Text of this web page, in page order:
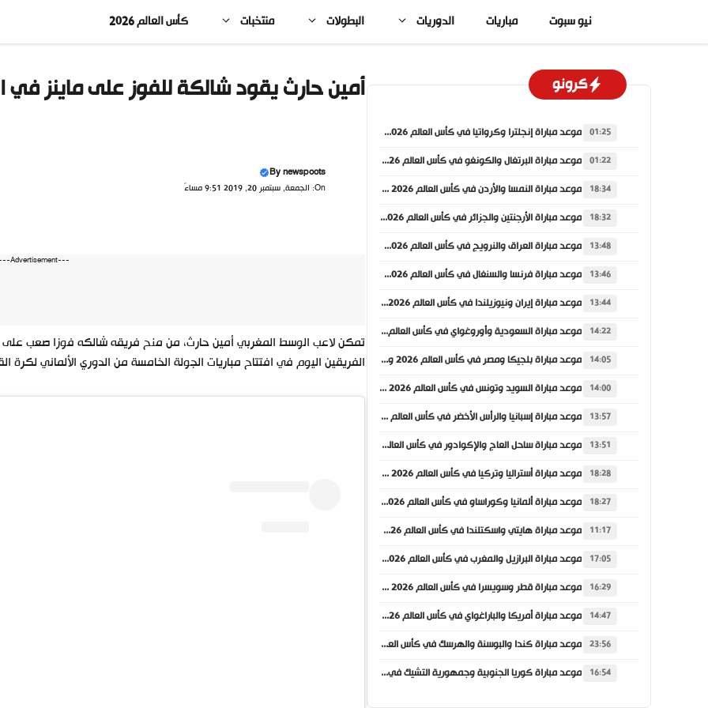
المحتوى
نيو سبوت مباريات الدوريات البطولات منتخبات كأس العالم 2026
أمين حارث يقود شالكة للفوز على ماينز في
Bynewspoots
On: الجمعة, سبتمبر 20, 2019 9:51 مساءً
---Advertisement---
الفريقين اليوم في افتتاح مباريات الجولة الخامسة من الدوري الألماني لكرة
كرونو
01:25 موعد مباراة إنجلترا وكرواتيا في كأس العالم 2026 والقنوات الناقلة
01:22 موعد مباراة البرتغال والكونغو في كأس العالم 2026 والقنوات الناقلة
18:34 موعد مباراة النمسا والأردن في كأس العالم 2026 والقنوات الناقلة
18:32 موعد مباراة الأرجنتين والجزائر في كأس العالم 2026 والقنوات الناقلة
13:48 موعد مباراة العراق والنرويج في كأس العالم 2026 والقنوات الناقلة
13:46 موعد مباراة فرنسا والسنغال في كأس العالم 2026 والقنوات الناقلة
13:44 موعد مباراة إيران ونيوزيلندا في كأس العالم 2026 والقنوات الناقلة
14:22 موعد مباراة السعودية وأوروغواي في كأس العالم 2026 والقنوات الناقلة
14:05 موعد مباراة بلجيكا ومصر في كأس العالم 2026 والقنوات الناقلة
14:00 موعد مباراة السويد وتونس في كأس العالم 2026 والقنوات الناقلة
13:57 موعد مباراة إسبانيا والرأس الأخضر في كأس العالم 2026 والقنوات الناقلة
13:51 موعد مباراة ساحل العاج والإكوادور في كأس العالم 2026 والقنوات الناقلة
18:28 موعد مباراة أستراليا وتركيا في كأس العالم 2026 والقنوات الناقلة
18:27 موعد مباراة ألمانيا وكوراساو في كأس العالم 2026 والقنوات الناقلة
11:17 موعد مباراة هايتي واسكتلندا في كأس العالم 2026 والقنوات الناقلة
17:05 موعد مباراة البرازيل والمغرب في كأس العالم 2026 والقنوات الناقلة
16:29 موعد مباراة قطر وسويسرا في كأس العالم 2026 والقنوات الناقلة
14:47 موعد مباراة أمريكا والباراغواي في كأس العالم 2026 والقنوات الناقلة
23:56 موعد مباراة كندا والبوسنة والهرسك في كأس العالم 2026 والقنوات الناقلة
16:54 موعد مباراة كوريا الجنوبية وجمهورية التشيك في كأس العالم 2026 والقنوات الناقلة